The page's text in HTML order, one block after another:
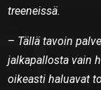
treeneissä.
– Tällä tavoin
jalkapallosta vain
oikeasti haluavat